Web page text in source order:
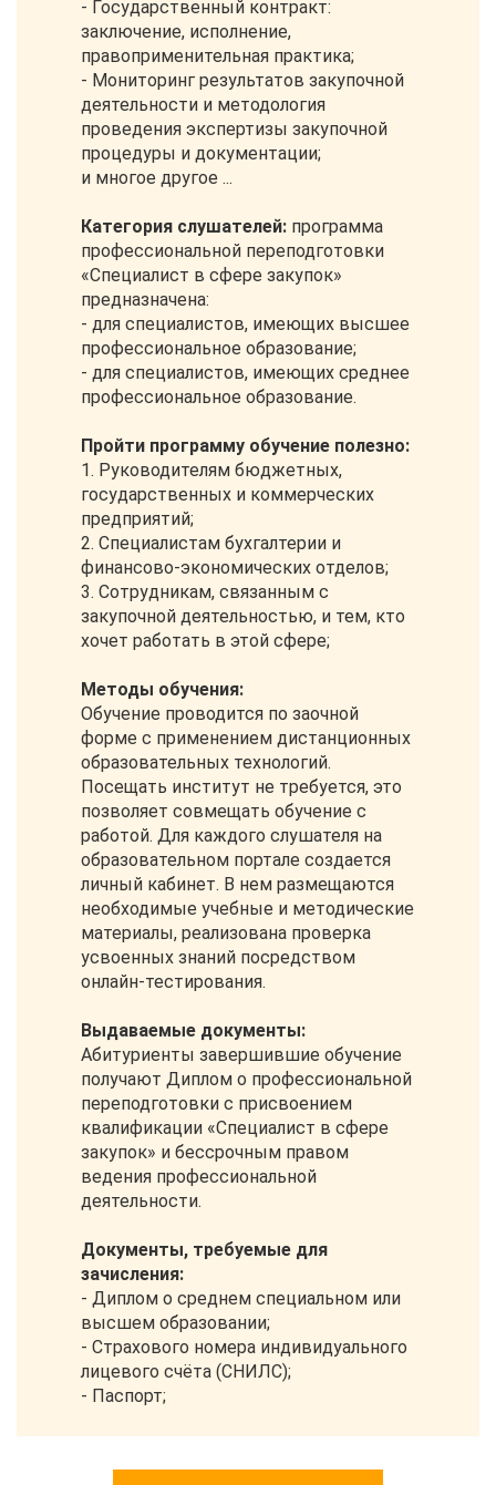
- Государственный контракт:
заключение, исполнение,
правоприменительная практика;
- Мониторинг результатов закупочной
деятельности и методология
проведения экспертизы закупочной
процедуры и документации;
и многое другое ...
Категория слушателей: программа
профессиональной переподготовки
«Специалист в сфере закупок»
предназначена:
- для специалистов, имеющих высшее
профессиональное образование;
- для специалистов, имеющих среднее
профессиональное образование.
Пройти программу обучение полезно:
1. Руководителям бюджетных,
государственных и коммерческих
предприятий;
2. Специалистам бухгалтерии и
финансово-экономических отделов;
3. Сотрудникам, связанным с
закупочной деятельностью, и тем, кто
хочет работать в этой сфере;
Методы обучения:
Обучение проводится по заочной
форме с применением дистанционных
образовательных технологий.
Посещать институт не требуется, это
позволяет совмещать обучение с
работой. Для каждого слушателя на
образовательном портале создается
личный кабинет. В нем размещаются
необходимые учебные и методические
материалы, реализована проверка
усвоенных знаний посредством
онлайн-тестирования.
Выдаваемые документы:
Абитуриенты завершившие обучение
получают Диплом о профессиональной
переподготовки с присвоением
квалификации «Специалист в сфере
закупок» и бессрочным правом
ведения профессиональной
деятельности.
Документы, требуемые для
зачисления:
- Диплом о среднем специальном или
высшем образовании;
- Страхового номера индивидуального
лицевого счёта (СНИЛС);
- Паспорт;